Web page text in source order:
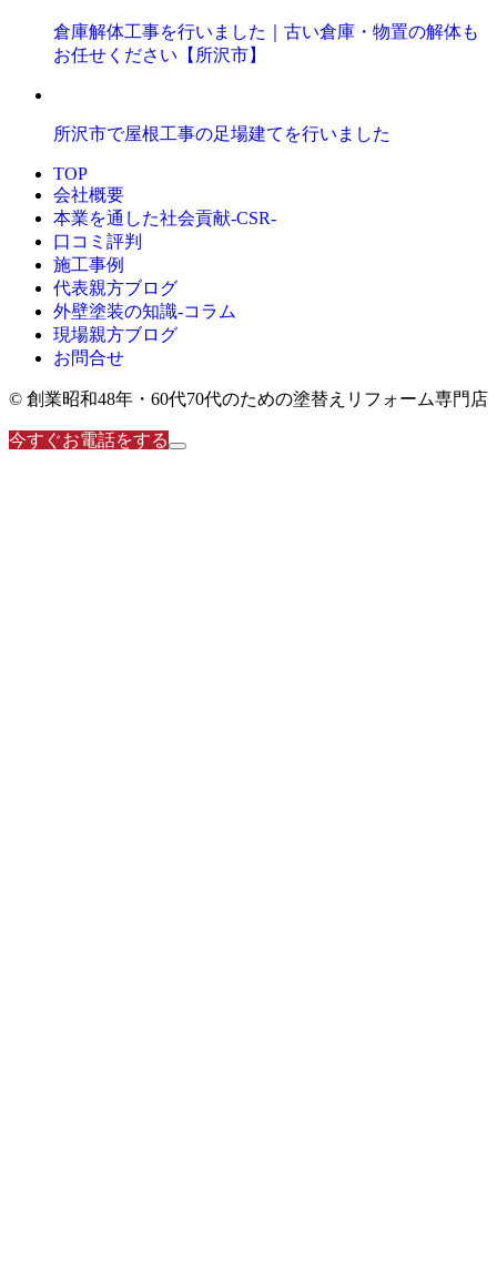
倉庫解体工事を行いました｜古い倉庫・物置の解体も
お任せください【所沢市】
所沢市で屋根工事の足場建てを行いました
TOP
会社概要
本業を通した社会貢献-CSR-
口コミ評判
施工事例
代表親方ブログ
外壁塗装の知識‐コラム
現場親方ブログ
お問合せ
© 創業昭和48年・60代70代のための塗替えリフォーム専門店
今すぐお電話をする